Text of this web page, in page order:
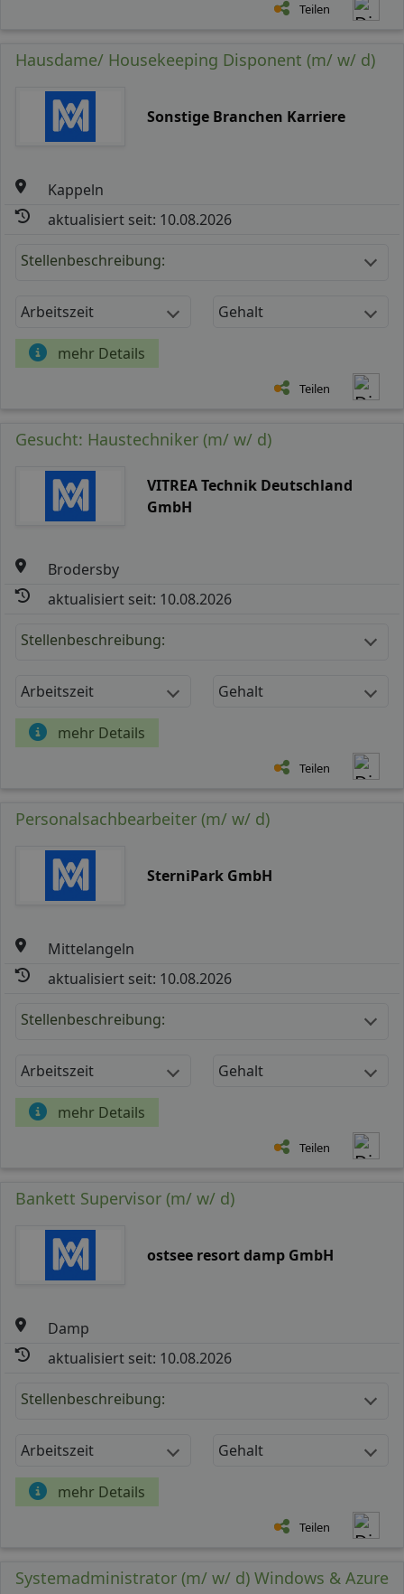
Teilen
Hausdame/ Housekeeping Disponent (m/ w/ d)
Sonstige Branchen Karriere
Kappeln
aktualisiert seit: 10.08.2026
Stellenbeschreibung:
Arbeitszeit Gehalt
mehr Details
Teilen
Gesucht: Haustechniker (m/ w/ d)
VITREA Technik Deutschland
GmbH
Brodersby
aktualisiert seit: 10.08.2026
Stellenbeschreibung:
Arbeitszeit Gehalt
mehr Details
Teilen
Personalsachbearbeiter (m/ w/ d)
SterniPark GmbH
Mittelangeln
aktualisiert seit: 10.08.2026
Stellenbeschreibung:
Arbeitszeit Gehalt
mehr Details
Teilen
Bankett Supervisor (m/ w/ d)
ostsee resort damp GmbH
Damp
aktualisiert seit: 10.08.2026
Stellenbeschreibung:
Arbeitszeit Gehalt
mehr Details
Teilen
Systemadministrator (m/ w/ d) Windows & Azure